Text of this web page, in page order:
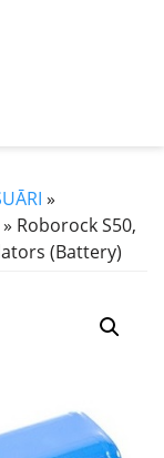
»
» Roborock S50,
(battery)